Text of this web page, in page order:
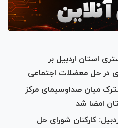
استان اردبیل بر
در حل معضلات اجتماعی
میان صداوسیمای مرکز
امضا شد
کارکنان شورای حل